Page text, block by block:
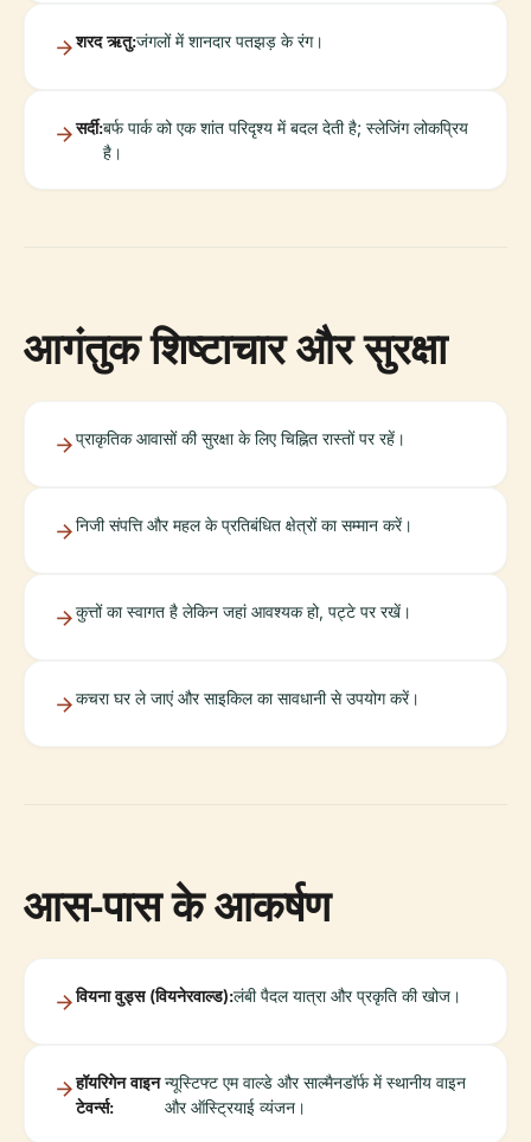
शरद ऋतु:जंगलों में शानदार पतझड़ के रंग।
सर्दी:बर्फ पार्क को एक शांत परिदृश्य में बदल देती है; स्लेजिंग लोकप्रिय
है।
आगंतुक शिष्टाचार और सुरक्षा
प्राकृतिक आवासों की सुरक्षा के लिए चिह्नित रास्तों पर रहें।
निजी संपत्ति और महल के प्रतिबंधित क्षेत्रों का सम्मान करें।
कुत्तों का स्वागत है लेकिन जहां आवश्यक हो, पट्टे पर रखें।
कचरा घर ले जाएं और साइकिल का सावधानी से उपयोग करें।
आस-पास के आकर्षण
वियना वुड्स (वियनेरवाल्ड):लंबी पैदल यात्रा और प्रकृति की खोज।
हॉयरिगेन वाइन
टेवर्न्स:
न्यूस्टिफ्ट एम वाल्डे और साल्मैनडॉर्फ में स्थानीय वाइन
और ऑस्ट्रियाई व्यंजन।